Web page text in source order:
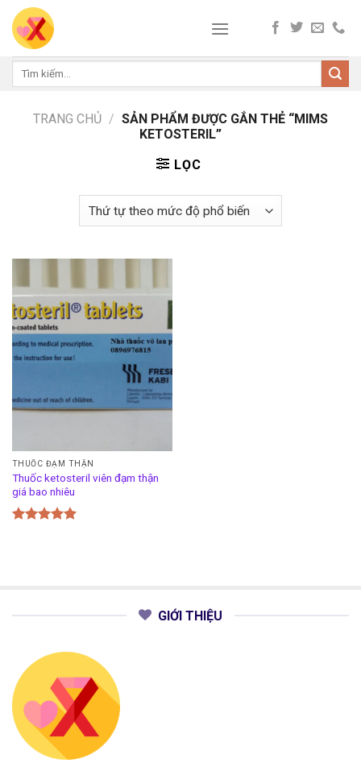
Skip
content
Tìm
TRANG CHỦ / SẢN PHẨM ĐƯỢC GẮN THẺ “MIMS
KETOSTERIL”
LỌC
THUỐC ĐẠM THẬN
Thuốc ketosteril viên đạm thận
giá bao nhiêu
GIỚI THIỆU